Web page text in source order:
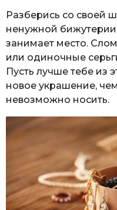
Разберись со своей
ненужной бижутерии
занимает место.
или одиночные
Пусть лучше тебе из
новое украшение,
невозможно носить.